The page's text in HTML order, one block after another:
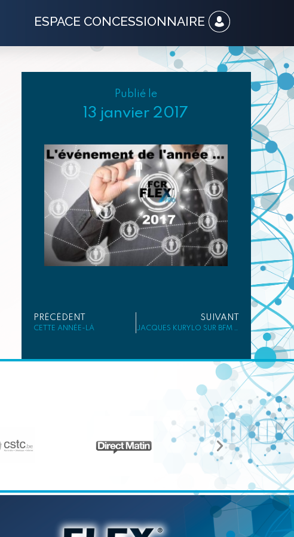
ESPACE CONCESSIONNAIRE
Publié le
13 janvier 2017
PRÉCÉDENT
CETTE ANNÉE-LÀ
SUIVANT
JACQUES KURYLO SUR BFM TV BUSINESS LE 7 FÉVRIER 2017